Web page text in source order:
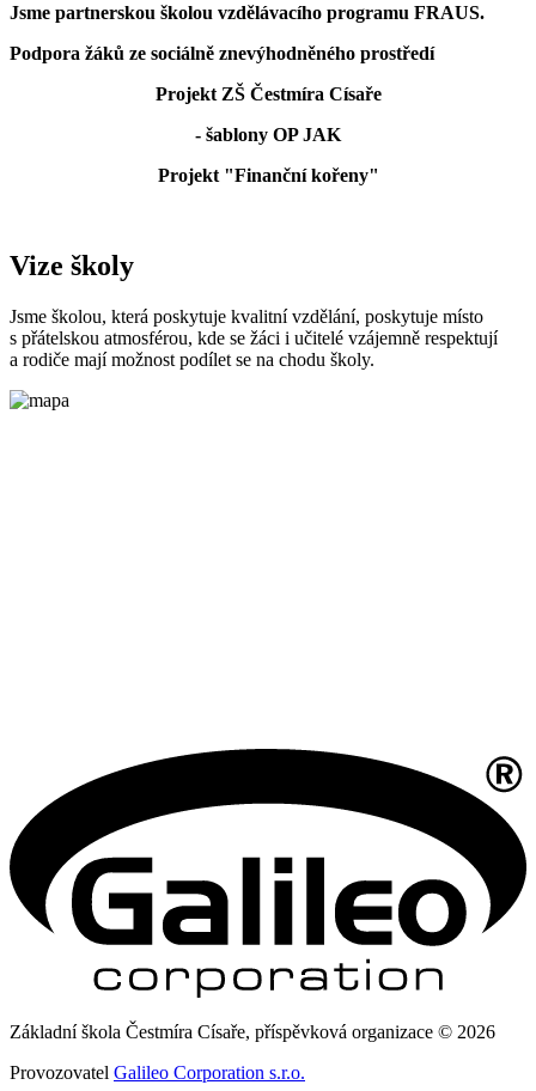
Jsme partnerskou školou vzdělávacího programu FRAUS.
Podpora žáků ze sociálně znevýhodněného prostředí
Projekt ZŠ Čestmíra Císaře
- šablony OP JAK
Projekt "Finanční kořeny"
Vize školy
Jsme školou, která poskytuje kvalitní vzdělání, poskytuje místo
s přátelskou atmosférou, kde se žáci i učitelé vzájemně respektují
a rodiče mají možnost podílet se na chodu školy.
Základní škola Čestmíra Císaře, příspěvková organizace © 2026
Provozovatel Galileo Corporation s.r.o.